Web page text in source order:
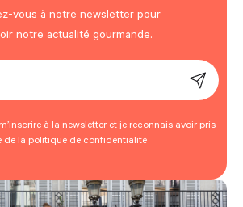
vous à notre newsletter pour
notre actualité gourmande.
à la newsletter et je reconnais avoir pris
de la politique de confidentialité